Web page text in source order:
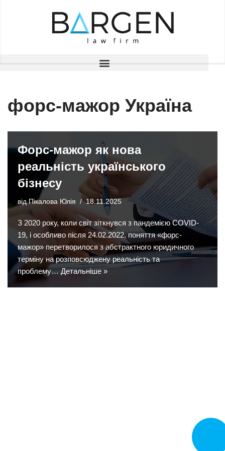
форс-мажор Україна
Форс-мажор як нова
реальність українського
бізнесу
відПікалова Юлія 18.11.2025
З 2020 року, коли світ зіткнувся з пандемією COVID-
19, і особливо після 24.02.2022, поняття «форс-
мажор» перетворилося з абстрактного юридичного
терміну на розповсюджену реальність та
проблему… Детальніше »